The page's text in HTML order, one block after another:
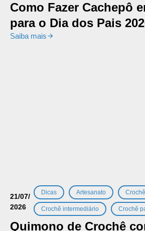
Como Fazer Cachepô
para o Dia dos Pais
Saiba mais
21/07/
2026
Dicas Artesanato Crochê
Crochê intermediário Crochê
Quimono de Crochê